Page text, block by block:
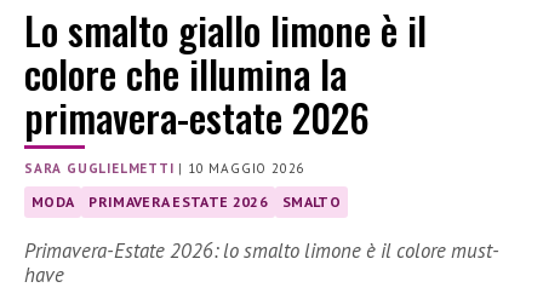
Lo smalto giallo limone è il
colore che illumina la
primavera-estate 2026
SARA GUGLIELMETTI | 10 MAGGIO 2026
MODA PRIMAVERA ESTATE 2026 SMALTO
Primavera-Estate 2026: lo smalto limone è il colore must-
have